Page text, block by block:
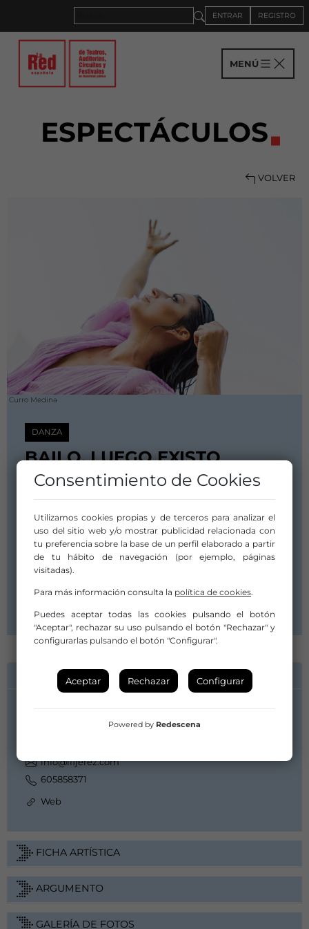
ENTRAR REGISTRO
MENÚ
ESPECTÁCULOS
VOLVER
Curro Medina
DANZA
BAILO, LUEGO EXISTO
Duración:
01:00
Fecha de Estreno:
30 octubre 2025
Compañía/Artista:
INFORMACIÓN DE CONTACTO
MERCEDES DE CÓRDOBA- IFI Producción
info@ifijerez.com
605858371
Web
FICHA ARTÍSTICA
ARGUMENTO
GALERÍA DE FOTOS
Consentimiento de Cookies
Utilizamos cookies propias y de terceros para analizar el
uso del sitio web y/o mostrar publicidad relacionada con
tu preferencia sobre la base de un perfil elaborado a partir
de tu hábito de navegación (por ejemplo, páginas
visitadas).
Para más información consulta la política de cookies.
Puedes aceptar todas las cookies pulsando el botón
"Aceptar", rechazar su uso pulsando el botón "Rechazar" y
configurarlas pulsando el botón "Configurar".
Aceptar Rechazar Configurar
Powered by Redescena